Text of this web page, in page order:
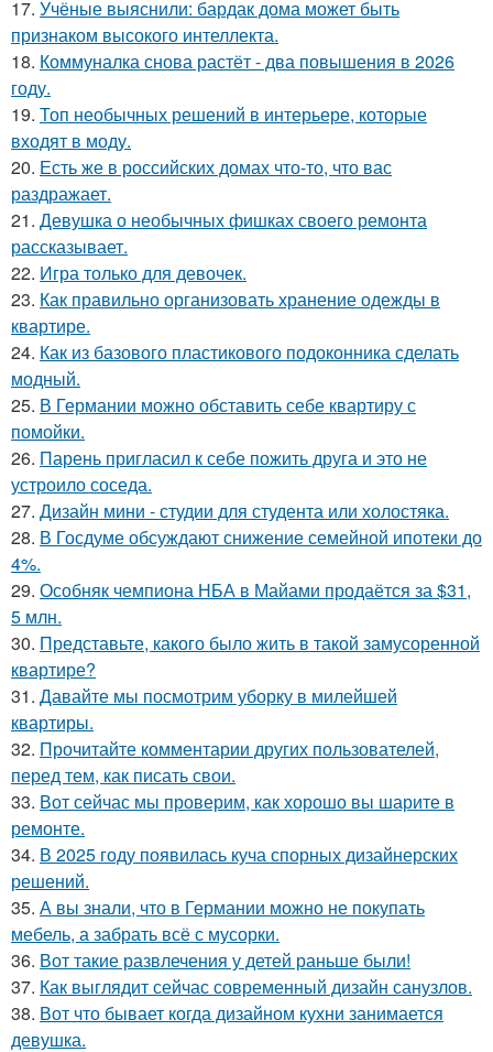
17. Учёные выяснили: бардак дома может быть
признаком высокого интеллекта.
18. Коммуналка снова растёт - два повышения в 2026
году.
19. Топ необычных решений в интерьере, которые
входят в моду.
20. Есть же в российских домах что-то, что вас
раздражает.
21. Девушка о необычных фишках своего ремонта
рассказывает.
22. Игра только для девочек.
23. Как правильно организовать хранение одежды в
квартире.
24. Как из базового пластикового подоконника сделать
модный.
25. В Германии можно обставить себе квартиру с
помойки.
26. Парень пригласил к себе пожить друга и это не
устроило соседа.
27. Дизайн мини - студии для студента или холостяка.
28. В Госдуме обсуждают снижение семейной ипотеки до
4%.
29. Особняк чемпиона НБА в Майами продаётся за $31,
5 млн.
30. Представьте, какого было жить в такой замусоренной
квартире?
31. Давайте мы посмотрим уборку в милейшей
квартиры.
32. Прочитайте комментарии других пользователей,
перед тем, как писать свои.
33. Вот сейчас мы проверим, как хорошо вы шарите в
ремонте.
34. В 2025 году появилась куча спорных дизайнерских
решений.
35. А вы знали, что в Германии можно не покупать
мебель, а забрать всё с мусорки.
36. Вот такие развлечения у детей раньше были!
37. Как выглядит сейчас современный дизайн санузлов.
38. Вот что бывает когда дизайном кухни занимается
девушка.